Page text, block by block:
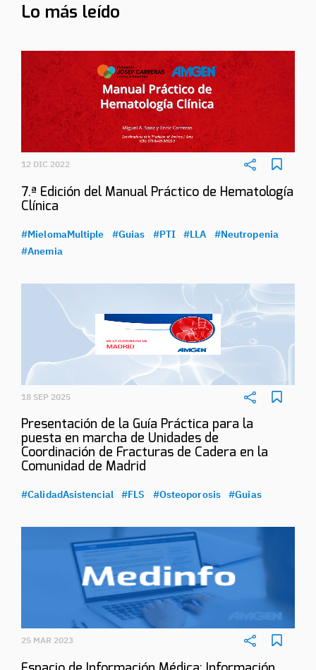
Lo más leído
12 DIC 2022
7.ª Edición del Manual Práctico de Hematología
Clínica
#MielomaMultiple #Guias #PTI #LLA
#Neutropenia
#Anemia
18 SEP 2025
Presentación de la Guía Práctica para la
puesta en marcha de Unidades de
Coordinación de Fracturas de Cadera en la
Comunidad de Madrid
#CalidadAsistencial #FLS #Osteoporosis #Guias
25 MAR 2023